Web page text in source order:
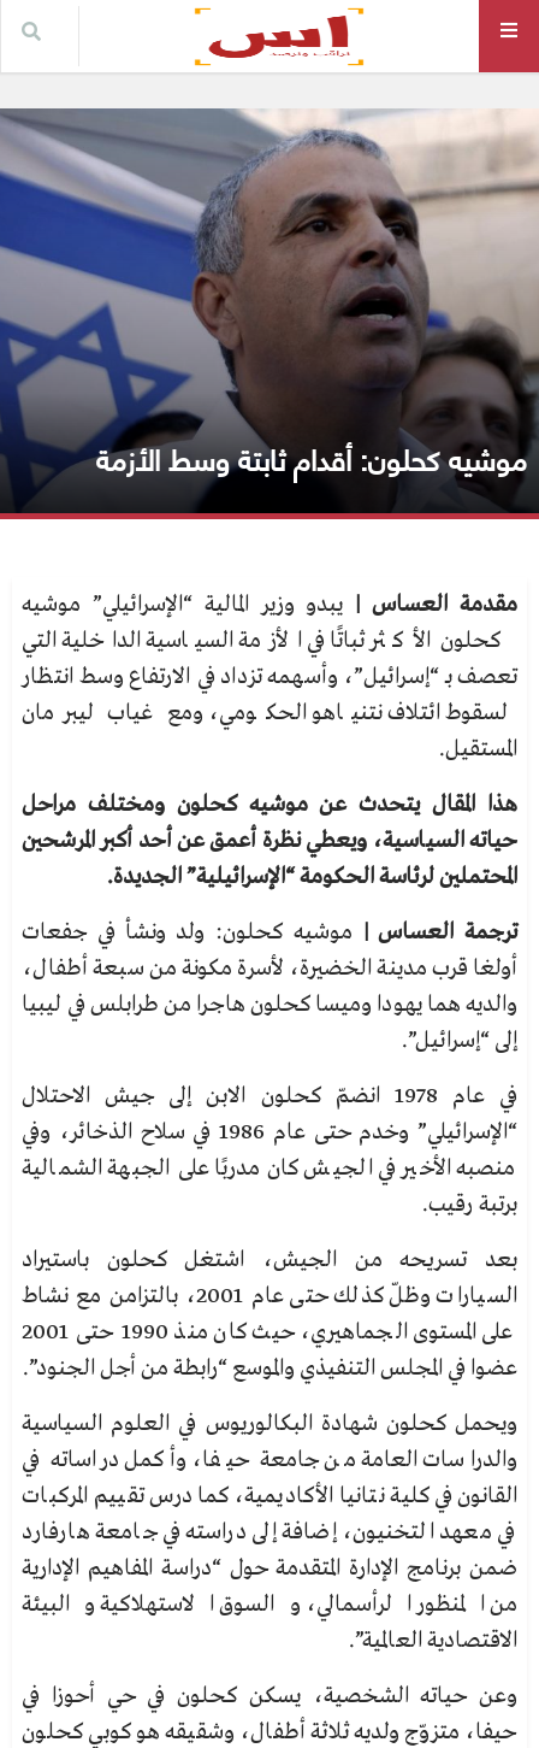
موشيه كحلون: أقدام ثابتة وسط الأزمة
مقدمة العساس | يبدو وزير المالية “الإسرائيلي” موشيه
كحلون الأكثر ثباتًا في الأزمة السياسية الداخلية التي
تعصف بـ “إسرائيل”، وأسهمه تزداد في الارتفاع وسط انتظار
لسقوط ائتلاف نتنياهو الحكومي، ومع غياب ليبرمان
المستقيل.
هذا المقال يتحدث عن موشيه كحلون ومختلف مراحل
حياته السياسية، ويعطي نظرة أعمق عن أحد أكبر المرشحين
المحتملين لرئاسة الحكومة “الإسرائيلية” الجديدة.
ترجمة العساس | موشيه كحلون: ولد ونشأ في جفعات
أولغا قرب مدينة الخضيرة، لأسرة مكونة من سبعة أطفال،
والديه هما يهودا وميسا كحلون هاجرا من طرابلس في ليبيا
إلى “إسرائيل”.
في عام 1978 انضمّ كحلون الابن إلى جيش الاحتلال
“الإسرائيلي” وخدم حتى عام 1986 في سلاح الذخائر، وفي
منصبه الأخير في الجيش كان مدربًا على الجبهة الشمالية
برتبة رقيب.
بعد تسريحه من الجيش، اشتغل كحلون باستيراد
السيارات وظلّ كذلك حتى عام 2001، بالتزامن مع نشاط
على المستوى الجماهيري، حيث كان منذ 1990 حتى 2001
عضوا في المجلس التنفيذي والموسع “رابطة من أجل الجنود”.
ويحمل كحلون شهادة البكالوريوس في العلوم السياسية
والدراسات العامة من جامعة حيفا، وأكمل دراساته في
القانون في كلية نتانيا الأكاديمية، كما درس تقييم المركبات
في معهد التخنيون، إضافة إلى دراسته في جامعة هارفارد
ضمن برنامج الإدارة المتقدمة حول “دراسة المفاهيم الإدارية
من المنظور الرأسمالي، والسوق الاستهلاكية والبيئة
الاقتصادية العالمية”.
وعن حياته الشخصية، يسكن كحلون في حي أحوزا في
حيفا، متزوّج ولديه ثلاثة أطفال، وشقيقه هو كوبي كحلون